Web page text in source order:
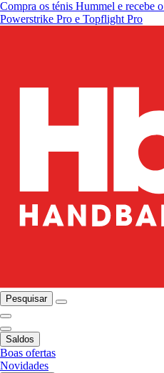
Compra os ténis Hummel e recebe o
Powerstrike Pro e Topflight Pro
Pesquisar
Saldos
Boas ofertas
Novidades